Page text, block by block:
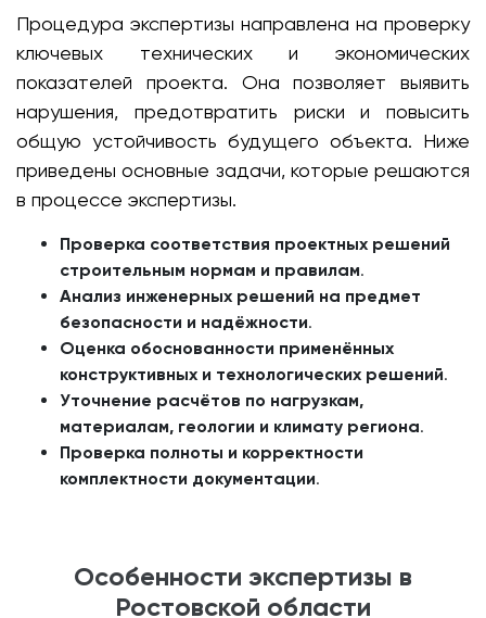
Процедура экспертизы направлена на проверку
ключевых технических и экономических
показателей проекта. Она позволяет выявить
нарушения, предотвратить риски и повысить
общую устойчивость будущего объекта. Ниже
приведены основные задачи, которые решаются
в процессе экспертизы.
Проверка соответствия проектных решений
строительным нормам и правилам.
Анализ инженерных решений на предмет
безопасности и надёжности.
Оценка обоснованности применённых
конструктивных и технологических решений.
Уточнение расчётов по нагрузкам,
материалам, геологии и климату региона.
Проверка полноты и корректности
комплектности документации.
Особенности экспертизы в
Ростовской области